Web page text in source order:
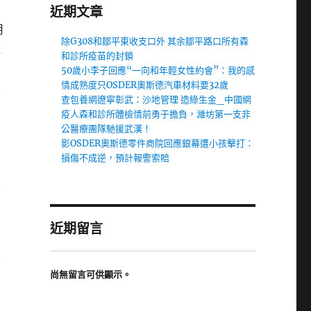
近期文章
除G308和鄒平東收支口外 其余鄒平路口所有森
和診所疫苗的封鎖
50歲小李子回應“一向和年輕女性約會”：我的感
情成熟度只OSDER奧斯德汽車材料要32歲
查包養網遼寧彰武：沙地管理 造綠生金_中國網
疫人森和診所體檢情前勇于擔負，濰坊第一支非
公醫療團隊馳援武漢！
影OSDER奧斯德零件商院回應銀幕遭小孩擊打：
損傷不成逆，預計報警索賠
近期留言
尚無留言可供顯示。